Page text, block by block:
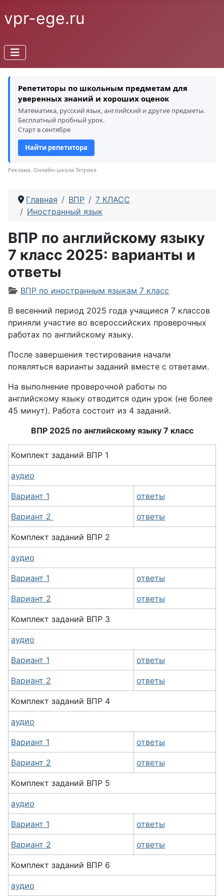
vpr-ege.ru
Репетиторы по школьным предметам для
уверенных знаний и хороших оценок
Математика, русский язык, английский и другие предметы.
Бесплатный пробный урок.
Старт в сентябре
Найти репетитора
Реклама. Онлайн-школа Тетрика
Главная ВПР
7 КЛАСС
Иностранный язык
ВПР по английскому языку
7 класс 2025: варианты и
ответы
Информация о материале
ВПР по иностранным языкам 7 класс
В весенний период 2025 года учащиеся 7 классов
приняли участие во всероссийских проверочных
работах по английскому языку.
После завершения тестирования начали
появляться варианты заданий вместе с ответами.
На выполнение проверочной работы по
английскому языку отводится один урок (не более
45 минут). Работа состоит из 4 заданий.
ВПР 2025 по английскому языку 7 класс
Комплект заданий ВПР 1
аудио
Вариант 1 ответы
Вариант 2 ответы
Комплект заданий ВПР 2
аудио
Вариант 1 ответы
Вариант 2 ответы
Комплект заданий ВПР 3
аудио
Вариант 1 ответы
Вариант 2 ответы
Комплект заданий ВПР 4
аудио
Вариант 1 ответы
Вариант 2 ответы
Комплект заданий ВПР 5
аудио
Вариант 1 ответы
Вариант 2 ответы
Комплект заданий ВПР 6
аудио